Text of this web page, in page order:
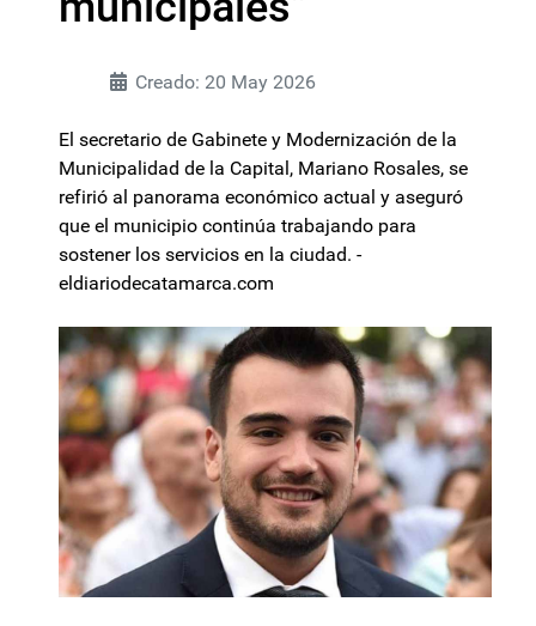
Creado: 20 May 2026
El secretario de Gabinete y Modernización de la
Municipalidad de la Capital, Mariano Rosales, se
refirió al panorama económico actual y aseguró
que el municipio continúa trabajando para
sostener los servicios en la ciudad. -
eldiariodecatamarca.com